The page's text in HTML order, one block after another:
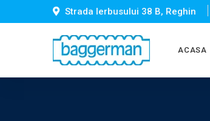
Strada Ierbusului 38 B, Reghin
ACASA